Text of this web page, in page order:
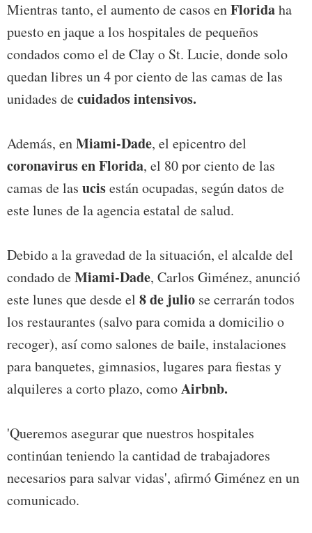
Mientras tanto, el aumento de casos enFloridaha
puesto en jaque a los hospitales de pequeños
condados como el de Clay o St. Lucie, donde solo
quedan libres un 4 por ciento de las camas de las
unidades decuidados intensivos.
Además, enMiami-Dade, el epicentro del
coronavirus en Florida, el 80 por ciento de las
camas de las ucisestán ocupadas, según datos de
este lunes de la agencia estatal de salud.
Debido a la gravedad de la situación, el alcalde del
condado deMiami-Dade, Carlos Giménez, anunció
este lunes que desde el 8 de julio se cerrarán todos
los restaurantes (salvo para comida a domicilio o
recoger), así como salones de baile, instalaciones
para banquetes, gimnasios, lugares para fiestas y
alquileres a corto plazo, comoAirbnb.
'Queremos asegurar que nuestros hospitales
continúan teniendo la cantidad de trabajadores
necesarios para salvar vidas', afirmó Giménez en un
comunicado.